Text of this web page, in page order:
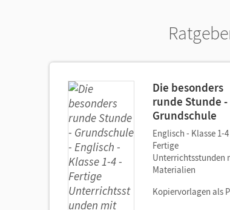
Die besonders
runde Stunde -
Grundschule
Englisch - Klasse 1-4
Fertige
Unterrichtsstunden
Materialien
Kopiervorlagen als